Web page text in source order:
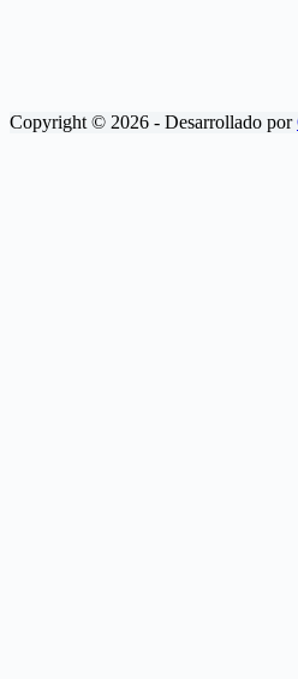
Copyright © 2026 - Desarrollado por